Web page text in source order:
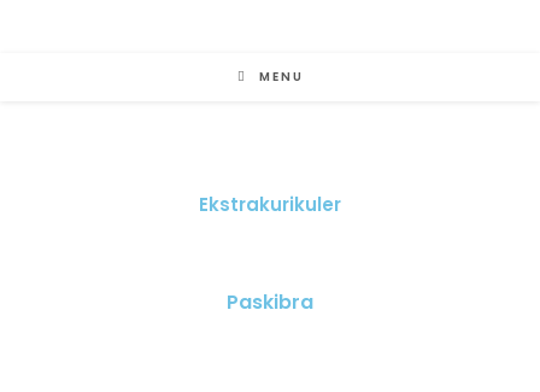
MENU
Ekstrakurikuler
Paskibra